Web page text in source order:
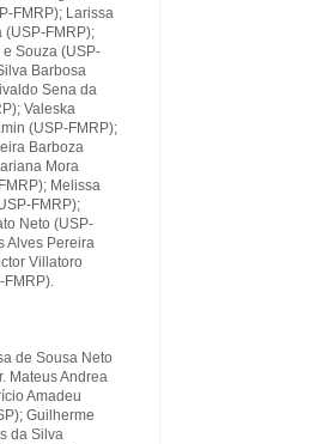
FMRP); Larissa
(USP-FMRP);
Souza (USP-
Barbosa
Sena da
Valeska
(USP-FMRP);
Barboza
Mora
Melissa
FMRP);
Neto (USP-
Alves Pereira
Villatoro
FMRP).
de Sousa Neto
Mateus Andrea
Amadeu
Guilherme
da Silva